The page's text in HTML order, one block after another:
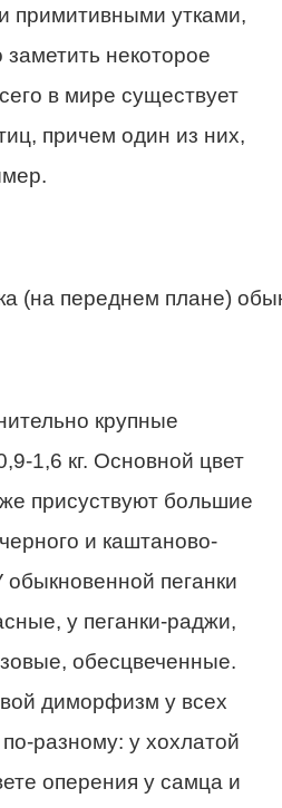
примитивными утками,
некоторое
в мире существует
причем один из них,
(на переднем плане)
крупные
1,6 кг. Основной цвет
присуствуют большие
и каштаново-
обыкновенной пеганки
у пеганки-раджи,
обесцвеченные.
диморфизм у всех
разному: у хохлатой
оперения у самца и